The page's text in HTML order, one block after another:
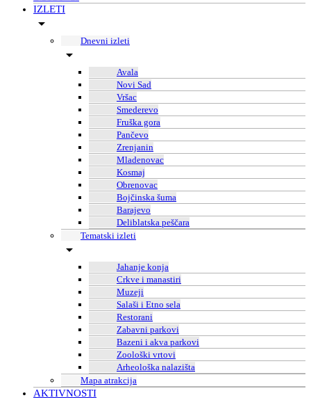
IZLETI
Dnevni izleti
Avala
Novi Sad
Vršac
Smederevo
Fruška gora
Pančevo
Zrenjanin
Mladenovac
Kosmaj
Obrenovac
Bojčinska šuma
Barajevo
Deliblatska peščara
Tematski izleti
Jahanje konja
Crkve i manastiri
Muzeji
Salaši i Etno sela
Restorani
Zabavni parkovi
Bazeni i akva parkovi
Zoološki vrtovi
Arheološka nalazišta
Mapa atrakcija
AKTIVNOSTI